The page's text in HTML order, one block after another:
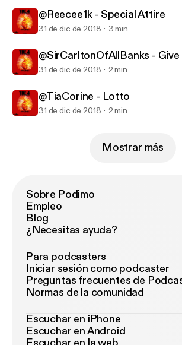
@Reecee1k - Special Attire
31 de dic de 2018 3 min
@SirCarltonOfAllBanks - Give
31 de dic de 2018 2 min
@TiaCorine - Lotto
31 de dic de 2018 2 min
Mostrar más
Sobre Podimo
Empleo
Blog
¿Necesitas ayuda?
Para podcasters
Iniciar sesión como podcaster
Preguntas frecuentes de
Normas de la comunidad
Escuchar en iPhone
Escuchar en Android